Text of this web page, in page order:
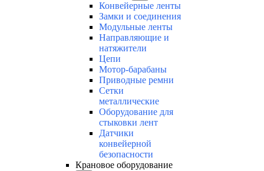
Конвейерные ленты
Замки и соединения
Модульные ленты
Направляющие и
натяжители
Цепи
Мотор-барабаны
Приводные ремни
Сетки
металлические
Оборудование для
стыковки лент
Датчики
конвейерной
безопасности
Крановое оборудование